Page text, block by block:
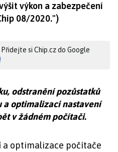
výkon a zabezpečení
08/2020.")
si Chip.cz do Google
odstranění pozůstatků
a optimalizaci nastavení
v žádném počítači.
a optimalizace počítače